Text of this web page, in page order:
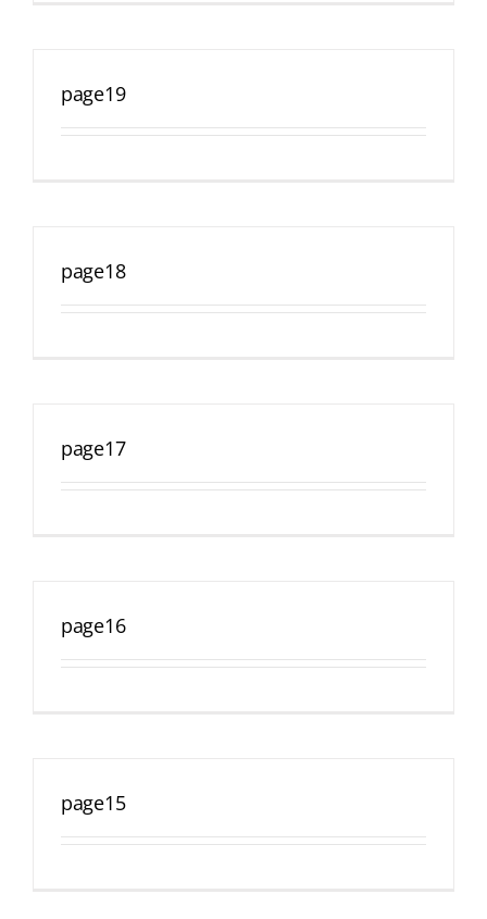
page19
page18
page17
page16
page15